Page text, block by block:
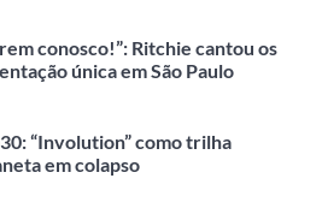
conosco!”: Ritchie cantou os
única em São Paulo
“Involution” como trilha
em colapso